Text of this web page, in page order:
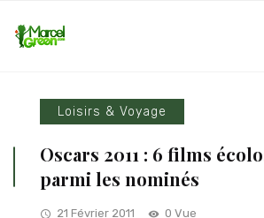
Loisirs & Voyage
Oscars 2011 : 6 films
parmi les nominés
21 Février 2011 0 Vue